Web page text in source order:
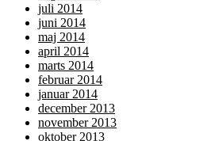
juli 2014
juni 2014
maj 2014
april 2014
marts 2014
februar 2014
januar 2014
december 2013
november 2013
oktober 2013